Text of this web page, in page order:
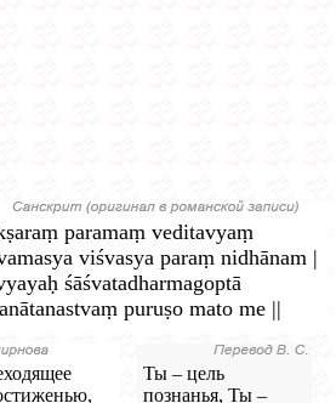
paramaṃ veditavyaṃ
viśvasya paraṃ nidhānam |
śāśvatadharmagoptā
puruṣo mato me ||
Ты – цель
познанья, Ты –